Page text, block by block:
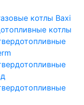
котлы Baxi
котлы